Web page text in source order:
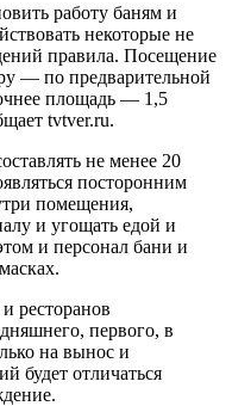
работу баням и
некоторые не
правила. Посещение
— по предварительной
площадь — 1,5
tvtver.ru.
не менее 20
посторонним
помещения,
и угощать едой и
и персонал бани и
ресторанов
первого, в
на вынос и
будет отличаться